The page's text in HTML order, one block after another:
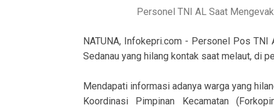
Personel TNI AL Saat
NATUNA, Infokepri.com - Personel Pos TNI
Sedanau yang hilang kontak saat melaut, di
Mendapati informasi adanya warga yang
Koordinasi Pimpinan Kecamatan